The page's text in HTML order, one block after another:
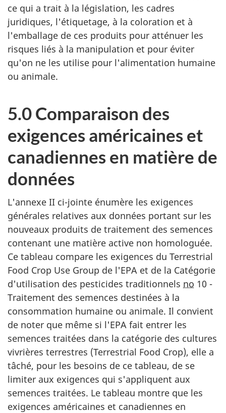
ce qui a trait à la législation, les cadres
juridiques, l'étiquetage, à la coloration et à
l'emballage de ces produits pour atténuer les
risques liés à la manipulation et pour éviter
qu'on ne les utilise pour l'alimentation humaine
ou animale.
5.0 Comparaison des
exigences américaines et
canadiennes en matière de
données
L'annexe II ci-jointe énumère les exigences
générales relatives aux données portant sur les
nouveaux produits de traitement des semences
contenant une matière active non homologuée.
Ce tableau compare les exigences du Terrestrial
Food Crop Use Group de l'EPA et de la Catégorie
d'utilisation des pesticides traditionnels no 10 -
Traitement des semences destinées à la
consommation humaine ou animale. Il convient
de noter que même si l'EPA fait entrer les
semences traitées dans la catégorie des cultures
vivrières terrestres (Terrestrial Food Crop), elle a
tâché, pour les besoins de ce tableau, de se
limiter aux exigences qui s'appliquent aux
semences traitées. Le tableau montre que les
exigences américaines et canadiennes en